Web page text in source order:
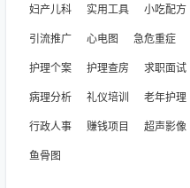
妇产儿科 实用工具 小吃配方
引流推广 心电图 急危重症
护理个案 护理查房 求职面试
病理分析 礼仪培训 老年护理
行政人事 赚钱项目 超声影像
鱼骨图